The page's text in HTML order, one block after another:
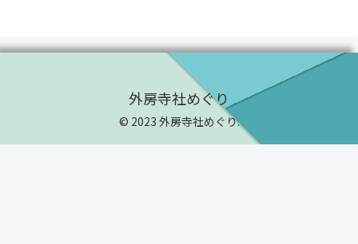
外房寺社めぐり
© 2023 外房寺社めぐり.